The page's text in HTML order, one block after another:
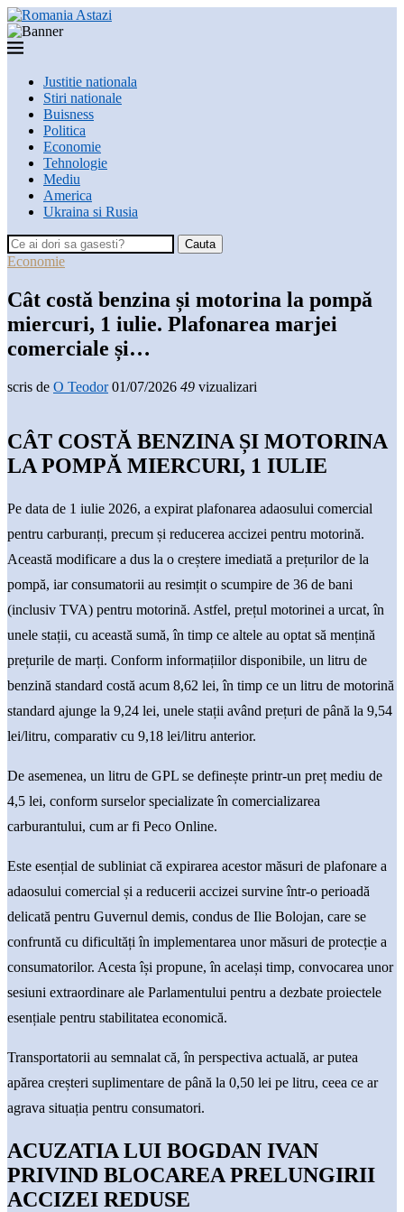
Justitie nationala
Stiri nationale
Buisness
Politica
Economie
Tehnologie
Mediu
America
Ukraina si Rusia
Cauta
Economie
Cât costă benzina și motorina la pompă
miercuri, 1 iulie. Plafonarea marjei
comerciale și…
scris de O Teodor 01/07/2026 49 vizualizari
CÂT COSTĂ BENZINA ȘI MOTORINA
LA POMPĂ MIERCURI, 1 IULIE
Pe data de 1 iulie 2026, a expirat plafonarea adaosului comercial
pentru carburanți, precum și reducerea accizei pentru motorină.
Această modificare a dus la o creștere imediată a prețurilor de la
pompă, iar consumatorii au resimțit o scumpire de 36 de bani
(inclusiv TVA) pentru motorină. Astfel, prețul motorinei a urcat, în
unele stații, cu această sumă, în timp ce altele au optat să mențină
prețurile de marți. Conform informațiilor disponibile, un litru de
benzină standard costă acum 8,62 lei, în timp ce un litru de motorină
standard ajunge la 9,24 lei, unele stații având prețuri de până la 9,54
lei/litru, comparativ cu 9,18 lei/litru anterior.
De asemenea, un litru de GPL se definește printr-un preț mediu de
4,5 lei, conform surselor specializate în comercializarea
carburantului, cum ar fi Peco Online.
Este esențial de subliniat că expirarea acestor măsuri de plafonare a
adaosului comercial și a reducerii accizei survine într-o perioadă
delicată pentru Guvernul demis, condus de Ilie Bolojan, care se
confruntă cu dificultăți în implementarea unor măsuri de protecție a
consumatorilor. Acesta își propune, în același timp, convocarea unor
sesiuni extraordinare ale Parlamentului pentru a dezbate proiectele
esențiale pentru stabilitatea economică.
Transportatorii au semnalat că, în perspectiva actuală, ar putea
apărea creșteri suplimentare de până la 0,50 lei pe litru, ceea ce ar
agrava situația pentru consumatori.
ACUZATIA LUI BOGDAN IVAN
PRIVIND BLOCAREA PRELUNGIRII
ACCIZEI REDUSE